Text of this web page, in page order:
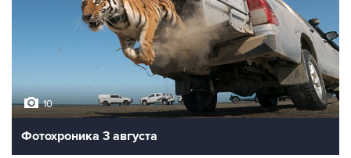
10
Фотохроника 3 августа